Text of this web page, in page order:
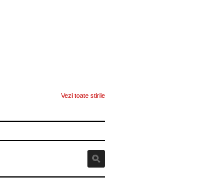
Vezi toate stirile